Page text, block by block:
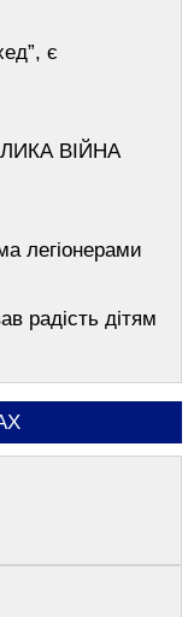
є
ВІЙНА
легіонерами
радість дітям